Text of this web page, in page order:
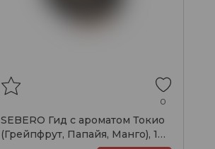
0
SEBERO Гид с ароматом Токио
(Грейпфрут, Папайя, Манго), 100